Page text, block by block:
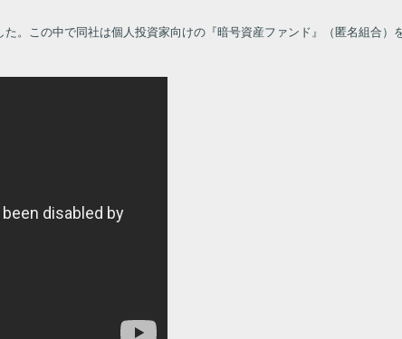
。この中で同社は個人投資家向けの『暗号資産ファンド』（匿名組合